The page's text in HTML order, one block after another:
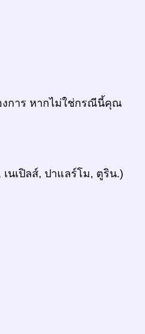
การ หากไม่ใช่กรณีนี้คุณ
นเปิลส์, ปาแลร์โม, ตูริน.)